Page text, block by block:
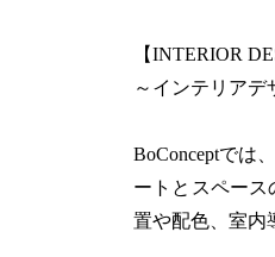
【INTERIOR
～インテリアデ
BoConceptでは
ートとスペース
置や配色、室内